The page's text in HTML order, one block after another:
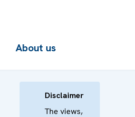
About us
Disclaimer
The views,